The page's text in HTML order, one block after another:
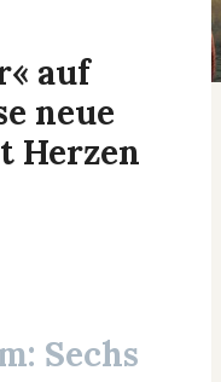
auf
neue
Herzen
Sechs